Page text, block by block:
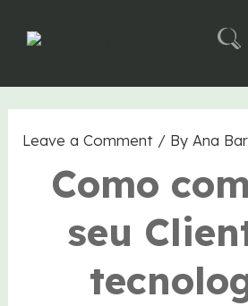
Leave a Comment / ByAna
Como
seu